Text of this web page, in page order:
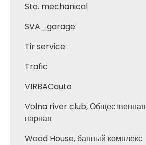
Sto. mechanical
SVA_garage
Tir service
Trafic
VIRBACauto
Volna river club, Общественная
парная
Wood House, банный комплекс